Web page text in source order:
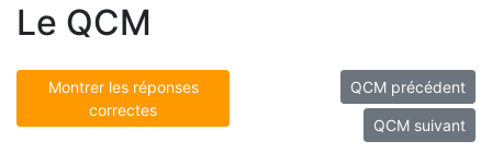
Le QCM
Montrer les réponses
correctes
QCM précédent
QCM suivant